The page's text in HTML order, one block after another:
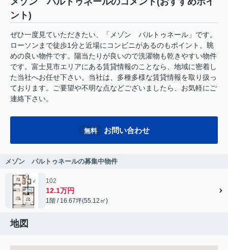
ント)
ぜひ一度見ていただきたい、「メゾン パルトゥネール」です。
ローソンまで徒歩1分と近場にコンビニがあるのもポイント。眺
めの良い物件です。陽当たりが良いので洗濯物も乾きやすい物件
です。富士見市エリアにある賃貸情報のことなら、地域に密着し
た当社へお任せ下さい。当社は、多種多様な賃貸情報を取り扱っ
ております。ご要望や不明な点などございましたら、お気軽にご
連絡下さい。
無料 お問い合わせ
メゾン パルトゥネールの募集中物件
102
12.1万円
1階 / 16.67坪(55.12㎡)
地図